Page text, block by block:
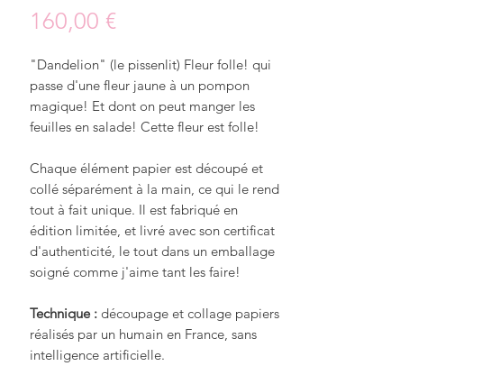
160,00 €Prix
"Dandelion" (le pissenlit) Fleur folle! qui
passe d'une fleur jaune à un pompon
magique! Et dont on peut manger les
feuilles en salade! Cette fleur est folle!
Chaque élément papier est découpé et
collé séparément à la main, ce qui le rend
tout à fait unique. Il est fabriqué en
édition limitée, et livré avec son certificat
d'authenticité, le tout dans un emballage
soigné comme j'aime tant les faire!
Technique : découpage et collage papiers
réalisés par un humain en France, sans
intelligence artificielle.